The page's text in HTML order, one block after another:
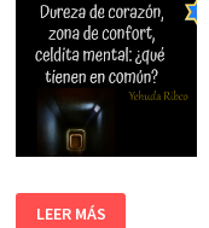
LEER MÁS